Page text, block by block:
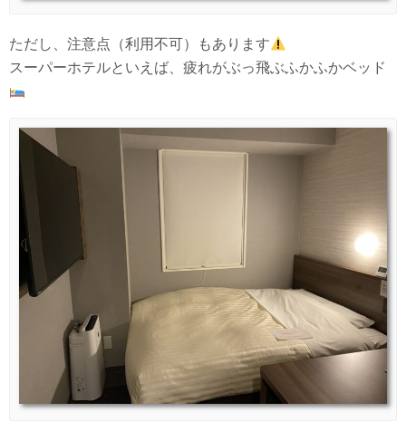
ただし、注意点（利用不可）もあります
スーパーホテルといえば、疲れがぶっ飛ぶふかふかベッド